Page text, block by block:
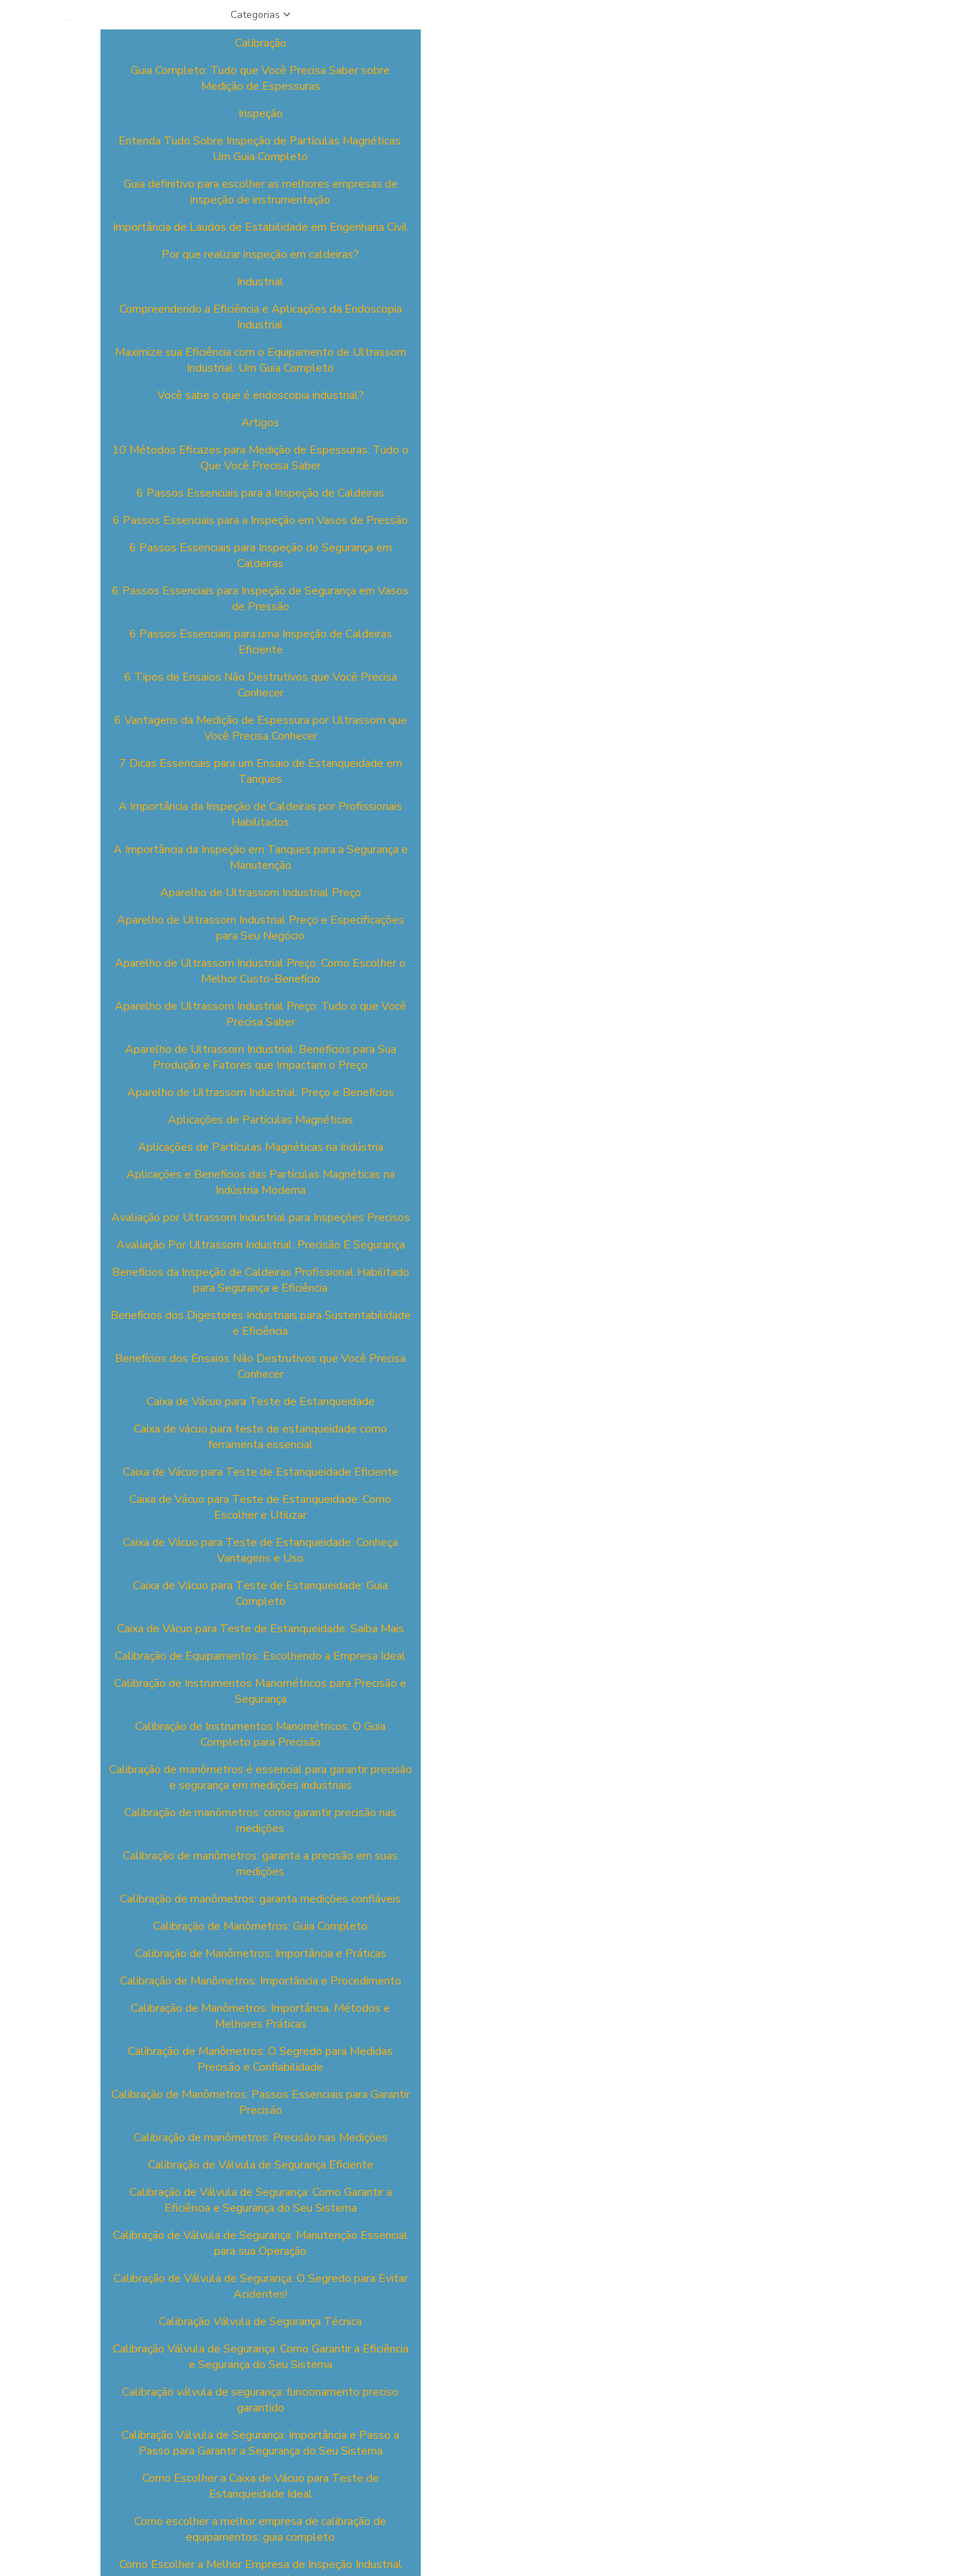
Categorias
Calibração
Guia Completo: Tudo que Você Precisa Saber sobre
Medição de Espessuras
Inspeção
Entenda Tudo Sobre Inspeção de Partículas Magnéticas:
Um Guia Completo
Guia definitivo para escolher as melhores empresas de
inspeção de instrumentação
Importância de Laudos de Estabilidade em Engenharia Civil
Por que realizar inspeção em caldeiras?
Industrial
Compreendendo a Eficiência e Aplicações da Endoscopia
Industrial
Maximize sua Eficiência com o Equipamento de Ultrassom
Industrial: Um Guia Completo
Você sabe o que é endoscopia industrial?
Artigos
10 Métodos Eficazes para Medição de Espessuras: Tudo o
Que Você Precisa Saber
6 Passos Essenciais para a Inspeção de Caldeiras
6 Passos Essenciais para a Inspeção em Vasos de Pressão
6 Passos Essenciais para Inspeção de Segurança em
Caldeiras
6 Passos Essenciais para Inspeção de Segurança em Vasos
de Pressão
6 Passos Essenciais para uma Inspeção de Caldeiras
Eficiente
6 Tipos de Ensaios Não Destrutivos que Você Precisa
Conhecer
6 Vantagens da Medição de Espessura por Ultrassom que
Você Precisa Conhecer
7 Dicas Essenciais para um Ensaio de Estanqueidade em
Tanques
A Importância da Inspeção de Caldeiras por Profissionais
Habilitados
A Importância da Inspeção em Tanques para a Segurança e
Manutenção
Aparelho de Ultrassom Industrial Preço
Aparelho de Ultrassom Industrial Preço e Especificações
para Seu Negócio
Aparelho de Ultrassom Industrial Preço: Como Escolher o
Melhor Custo-Benefício
Aparelho de Ultrassom Industrial Preço: Tudo o que Você
Precisa Saber
Aparelho de Ultrassom Industrial: Benefícios para Sua
Produção e Fatores que Impactam o Preço
Aparelho de Ultrassom Industrial: Preço e Benefícios
Aplicações de Partículas Magnéticas
Aplicações de Partículas Magnéticas na Indústria
Aplicações e Benefícios das Partículas Magnéticas na
Indústria Moderna
Avaliação por Ultrassom Industrial para Inspeções Precisos
Avaliação Por Ultrassom Industrial: Precisão E Segurança
Benefícios da Inspeção de Caldeiras Profissional Habilitado
para Segurança e Eficiência
Benefícios dos Digestores Industriais para Sustentabilidade
e Eficiência
Benefícios dos Ensaios Não Destrutivos que Você Precisa
Conhecer
Caixa de Vácuo para Teste de Estanqueidade
Caixa de vácuo para teste de estanqueidade como
ferramenta essencial
Caixa de Vácuo para Teste de Estanqueidade Eficiente
Caixa de Vácuo para Teste de Estanqueidade: Como
Escolher e Utilizar
Caixa de Vácuo para Teste de Estanqueidade: Conheça
Vantagens e Uso
Caixa de Vácuo para Teste de Estanqueidade: Guia
Completo
Caixa de Vácuo para Teste de Estanqueidade: Saiba Mais
Calibração de Equipamentos: Escolhendo a Empresa Ideal
Calibração de Instrumentos Manométricos para Precisão e
Segurança
Calibração de Instrumentos Manométricos: O Guia
Completo para Precisão
Calibração de manômetros é essencial para garantir precisão
e segurança em medições industriais
Calibração de manômetros: como garantir precisão nas
medições
Calibração de manômetros: garanta a precisão em suas
medições
Calibração de manômetros: garanta medições confiáveis
Calibração de Manômetros: Guia Completo
Calibração de Manômetros: Importância e Práticas
Calibração de Manômetros: Importância e Procedimento
Calibração de Manômetros: Importância, Métodos e
Melhores Práticas
Calibração de Manômetros: O Segredo para Medidas
Precisão e Confiabilidade
Calibração de Manômetros: Passos Essenciais para Garantir
Precisão
Calibração de manômetros: Precisão nas Medições
Calibração de Válvula de Segurança Eficiente
Calibração de Válvula de Segurança: Como Garantir a
Eficiência e Segurança do Seu Sistema
Calibração de Válvula de Segurança: Manutenção Essencial
para sua Operação
Calibração de Válvula de Segurança: O Segredo para Evitar
Acidentes!
Calibração Válvula de Segurança Técnica
Calibração Válvula de Segurança: Como Garantir a Eficiência
e Segurança do Seu Sistema
Calibração válvula de segurança: funcionamento preciso
garantido
Calibração Válvula de Segurança: Importância e Passo a
Passo para Garantir a Segurança do Seu Sistema
Como Escolher a Caixa de Vácuo para Teste de
Estanqueidade Ideal
Como escolher a melhor empresa de calibração de
equipamentos: guia completo
Como Escolher a Melhor Empresa de Inspeção Industrial